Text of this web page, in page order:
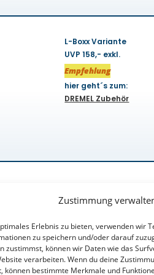
Zustimmung
Erlebnis zu bieten, verwenden wir
zu speichern und/oder darauf
zustimmst, können wir Daten wie das
verarbeiten. Wenn du deine
können bestimmte Merkmale und
L-Boxx Variante
UVP 158,- exkl.
Empfehlung
hier geht´s zum:
DREMEL Zubehör